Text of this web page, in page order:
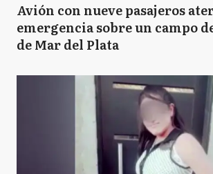
Avión con nueve pasajeros
emergencia sobre un campo
de Mar del Plata